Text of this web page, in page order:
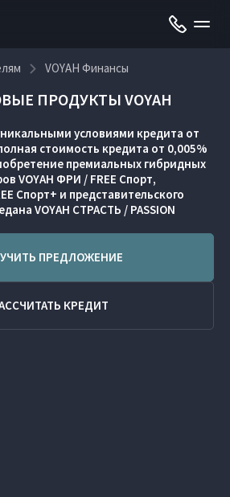
VOYAH Финансы
ПРОДУКТЫ VOYAH
условиями кредита от
стоимость кредита от 0,005%
премиальных гибридных
VOYAH ФРИ / FREE Спорт,
Спорт+ и представительского
VOYAH СТРАСТЬ / PASSION
ПРЕДЛОЖЕНИЕ
КРЕДИТ